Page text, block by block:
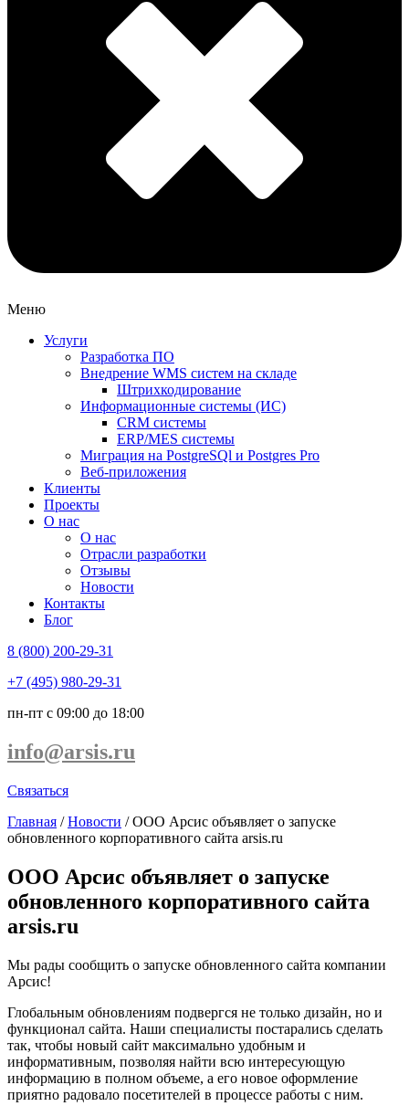
Меню
Услуги
Разработка ПО
Внедрение WMS систем на складе
Штрихкодирование
Информационные системы (ИС)
CRM системы
ERP/MES системы
Миграция на PostgreSQl и Postgres Pro
Веб-приложения
Клиенты
Проекты
О нас
О нас
Отрасли разработки
Отзывы
Новости
Контакты
Блог
8 (800) 200-29-31
+7 (495) 980-29-31
пн-пт с 09:00 до 18:00
info@arsis.ru
Связаться
Главная /Новости /ООО Арсис объявляет о запуске
обновленного корпоративного сайта arsis.ru
ООО Арсис объявляет о запуске
обновленного корпоративного сайта
arsis.ru
Мы рады сообщить о запуске обновленного сайта компании
Арсис!
Глобальным обновлениям подвергся не только дизайн, но и
функционал сайта. Наши специалисты постарались сделать
так, чтобы новый сайт максимально удобным и
информативным, позволяя найти всю интересующую
информацию в полном объеме, а его новое оформление
приятно радовало посетителей в процессе работы с ним.